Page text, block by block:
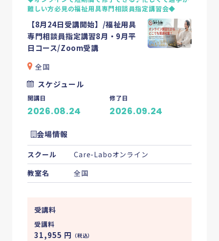
難しい方必見の福祉用具専門相談員指定講習会◆
【8月24日受講開始】/福祉用具
専門相談員指定講習8月・9月平
日コース/Zoom受講
全国
スケジュール
開講日
2026.08.24
修了日
2026.09.24
会場情報
スクール
Care-Laboオンライン
教室名
全国
受講料
受講料
31,955 円 （税込）